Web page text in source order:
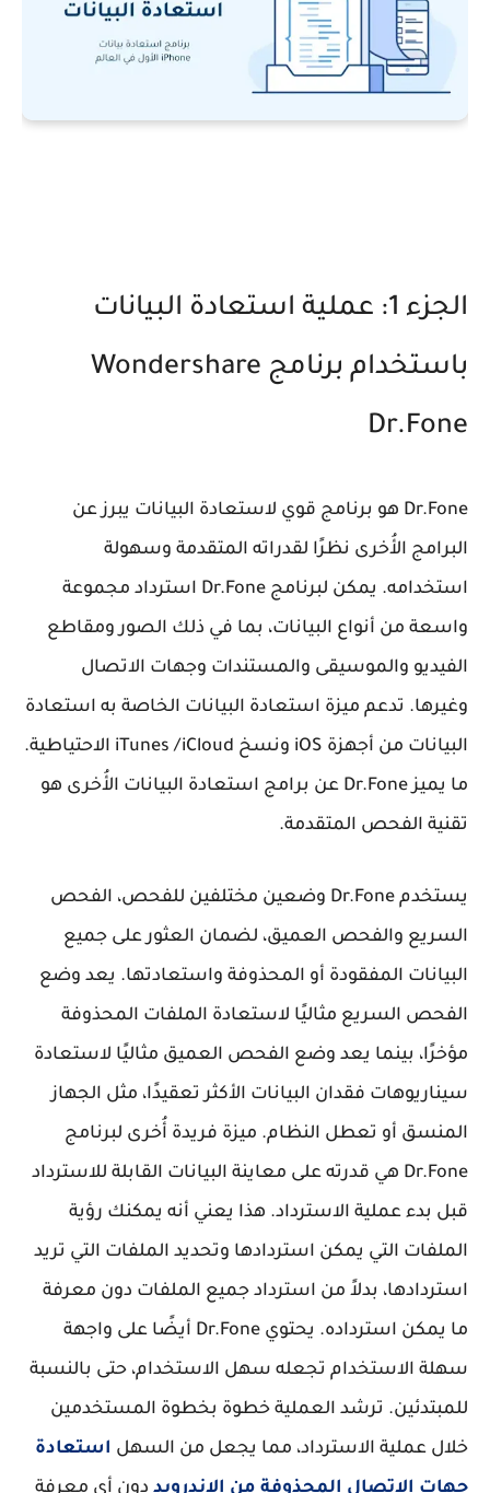
الجزء 1: عملية استعادة البيانات
باستخدام برنامج Wondershare
Dr.Fone
Dr.Fone هو برنامج قوي لاستعادة البيانات يبرز عن
البرامج الأُخرى نظرًا لقدراته المتقدمة وسهولة
استخدامه. يمكن لبرنامج Dr.Fone استرداد مجموعة
واسعة من أنواع البيانات، بما في ذلك الصور ومقاطع
الفيديو والموسيقى والمستندات وجهات الاتصال
وغيرها. تدعم ميزة استعادة البيانات الخاصة به استعادة
البيانات من أجهزة iOS ونسخ iTunes /iCloud الاحتياطية.
ما يميز Dr.Fone عن برامج استعادة البيانات الأُخرى هو
تقنية الفحص المتقدمة.
يستخدم Dr.Fone وضعين مختلفين للفحص، الفحص
السريع والفحص العميق، لضمان العثور على جميع
البيانات المفقودة أو المحذوفة واستعادتها. يعد وضع
الفحص السريع مثاليًا لاستعادة الملفات المحذوفة
مؤخرًا، بينما يعد وضع الفحص العميق مثاليًا لاستعادة
سيناريوهات فقدان البيانات الأكثر تعقيدًا، مثل الجهاز
المنسق أو تعطل النظام. ميزة فريدة أُخرى لبرنامج
Dr.Fone هي قدرته على معاينة البيانات القابلة للاسترداد
قبل بدء عملية الاسترداد. هذا يعني أنه يمكنك رؤية
الملفات التي يمكن استردادها وتحديد الملفات التي تريد
استردادها، بدلاً من استرداد جميع الملفات دون معرفة
ما يمكن استرداده. يحتوي Dr.Fone أيضًا على واجهة
سهلة الاستخدام تجعله سهل الاستخدام، حتى بالنسبة
للمبتدئين. ترشد العملية خطوة بخطوة المستخدمين
خلال عملية الاسترداد، مما يجعل من السهل استعادة
جهات الاتصال المحذوفة من الاندرويد دون أي معرفة